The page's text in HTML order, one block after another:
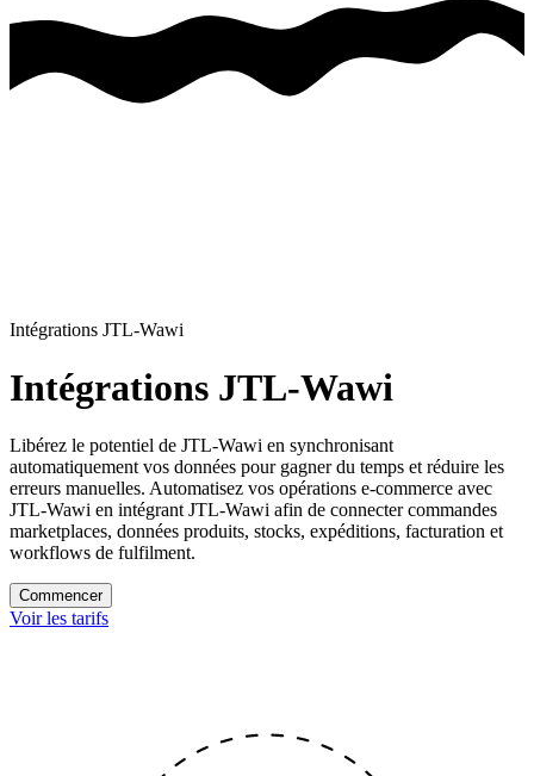
Intégrations JTL-Wawi
Intégrations JTL-Wawi
Libérez le potentiel de JTL-Wawi en synchronisant
automatiquement vos données pour gagner du temps et réduire les
erreurs manuelles. Automatisez vos opérations e-commerce avec
JTL-Wawi en intégrant JTL-Wawi afin de connecter commandes
marketplaces, données produits, stocks, expéditions, facturation et
workflows de fulfilment.
Commencer
Voir les tarifs